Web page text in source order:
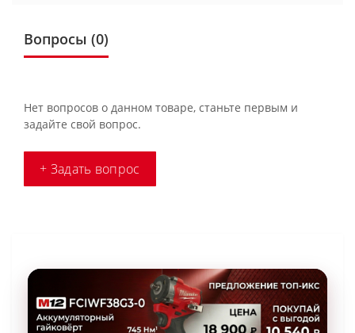
Вопросы (0)
Нет вопросов о данном товаре, станьте первым и
задайте свой вопрос.
+ Задать вопрос